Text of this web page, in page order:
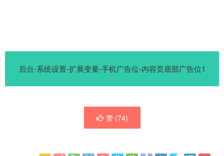
后台-系统设置-扩展变量-手机广告位-内容页底部广告位1
赞 (74)